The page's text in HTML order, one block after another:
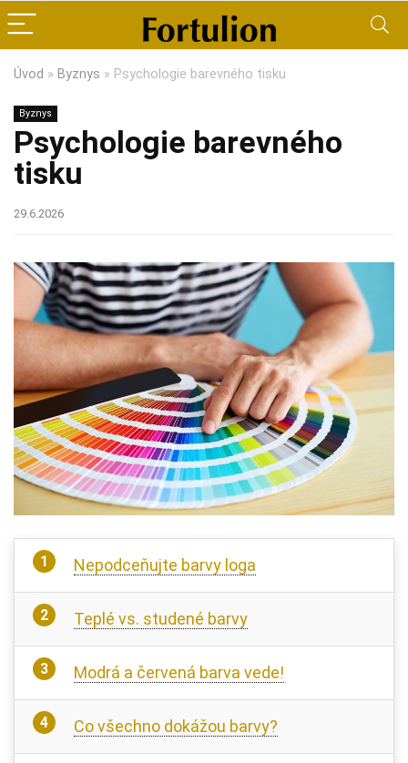
Úvod » Byznys » Psychologie barevného tisku
Byznys
Psychologie barevného
tisku
29.6.2026
Nepodceňujte barvy loga
Teplé vs. studené barvy
Modrá a červená barva vede!
Co všechno dokážou barvy?